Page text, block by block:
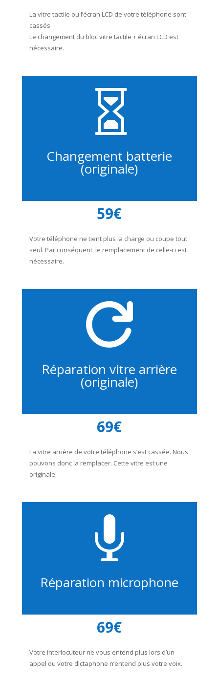
La vitre tactile ou l’écran LCD de votre téléphone sont
cassés.
Le changement du bloc vitre tactile + écran LCD est
nécessaire.

Changement batterie
(originale)
59€
Votre téléphone ne tient plus la charge ou coupe tout
seul. Par conséquent, le remplacement de celle-ci est
nécessaire.

Réparation vitre arrière
(originale)
69€
La vitre arrière de votre téléphone s’est cassée. Nous
pouvons donc la remplacer. Cette vitre est une
originale.

Réparation microphone
69€
Votre interlocuteur ne vous entend plus lors d’un
appel ou votre dictaphone n’entend plus votre voix.